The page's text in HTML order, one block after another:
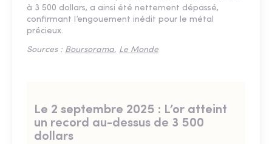
à 3 500 dollars, a ainsi été nettement dépassé,
confirmant l’engouement inédit pour le métal
précieux.
Sources : Boursorama, Le Monde
Le 2 septembre 2025 : L’or atteint
un record au-dessus de 3 500
dollars